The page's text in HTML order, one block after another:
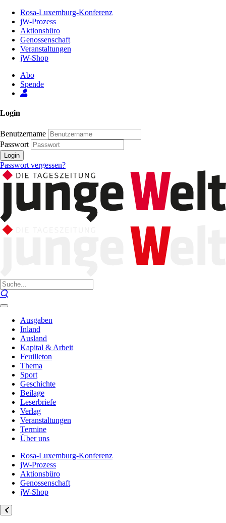
Inhalt
Seite
Rosa-Luxemburg-Konferenz
jW-Prozess
Aktionsbüro
Genossenschaft
Veranstaltungen
jW-Shop
Abo
Spende
Login
Benutzername
Passwort
Login
Passwort vergessen?
Ausgaben
Inland
Ausland
Kapital & Arbeit
Feuilleton
Thema
Sport
Geschichte
Beilage
Leserbriefe
Verlag
Veranstaltungen
Termine
Über uns
Rosa-Luxemburg-Konferenz
jW-Prozess
Aktionsbüro
Genossenschaft
jW-Shop